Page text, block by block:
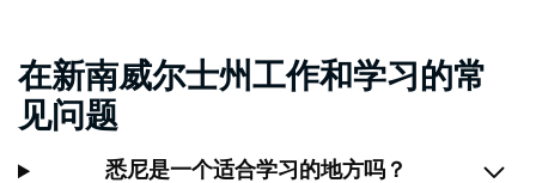
在新南威尔士州工作和学习的常
见问题
悉尼是一个适合学习的地方吗？